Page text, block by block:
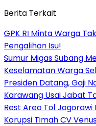
Berita Terkait
GPK RI Minta Warga
Pengalihan Isu!
Sumur Migas Subang
Keselamatan Warga
Presiden Datang, Gaji
Karawang Usai Jabat
Rest Area Tol Jagorawi
Korupsi Timah CV